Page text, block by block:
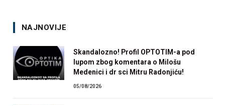
NAJNOVIJE
Skandalozno! Profil OPTOTIM-a pod
lupom zbog komentara o Milošu
Medenici i dr sci Mitru Radonjiću!
05/08/2026